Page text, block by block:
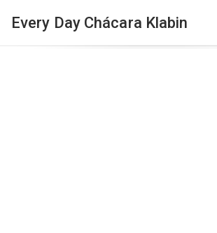
Every Day Chácara Klabin